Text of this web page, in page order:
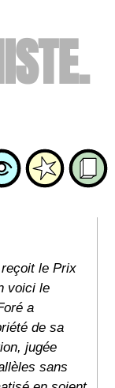
le Prix
voici le
a
de sa
jugée
sans